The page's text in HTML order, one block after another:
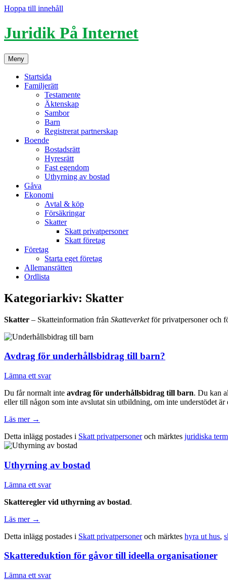
Hoppa till innehåll
Juridik På Internet
Meny
Startsida
Familjerätt
Testamente
Äktenskap
Sambor
Barn
Registrerat partnerskap
Boende
Bostadsrätt
Hyresrätt
Fast egendom
Uthyrning av bostad
Gåva
Ekonomi
Avtal & köp
Försäkringar
Skatter
Skatt privatpersoner
Skatt företag
Företag
Starta eget företag
Allemansrätten
Ordlista
Kategoriarkiv: Skatter
Skatter – Skatteinformation från Skatteverketför privatpersoner och
Avdrag för underhållsbidrag till barn?
Lämna ett svar
Du får normalt inte avdrag för underhållsbidrag till barn. Du kan
eller till någon som inte avslutat sin utbildning, om inte understödet är
Läs mer →
Detta inlägg postades i Skatt privatpersoneroch märktes juridiska
Uthyrning av bostad
Lämna ett svar
Skatteregler vid uthyrning av bostad.
Läs mer →
Detta inlägg postades i Skatt privatpersoneroch märktes hyra ut hus,
Skattereduktion för gåvor till ideella organisationer
Lämna ett svar